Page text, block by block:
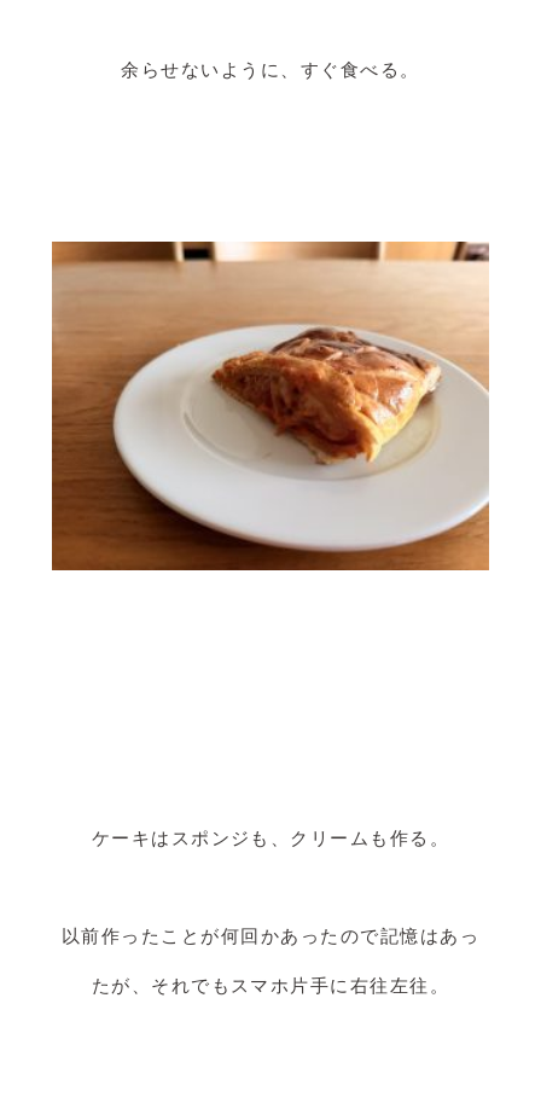
余らせないように、すぐ食べる。
ケーキはスポンジも、クリームも作る。
以前作ったことが何回かあったので記憶はあっ
たが、それでもスマホ片手に右往左往。